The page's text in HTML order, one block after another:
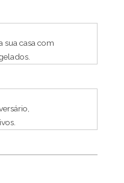
sua casa com